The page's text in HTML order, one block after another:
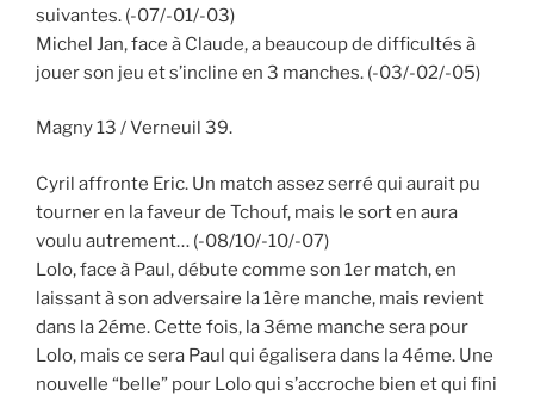
suivantes. (-07/-01/-03)
Michel Jan, face à Claude, a beaucoup de difficultés à
jouer son jeu et s’incline en 3 manches. (-03/-02/-05)
Magny 13 / Verneuil 39.
Cyril affronte Eric. Un match assez serré qui aurait pu
tourner en la faveur de Tchouf, mais le sort en aura
voulu autrement… (-08/10/-10/-07)
Lolo, face à Paul, débute comme son 1er match, en
laissant à son adversaire la 1ère manche, mais revient
dans la 2éme. Cette fois, la 3éme manche sera pour
Lolo, mais ce sera Paul qui égalisera dans la 4éme. Une
nouvelle “belle” pour Lolo qui s’accroche bien et qui fini